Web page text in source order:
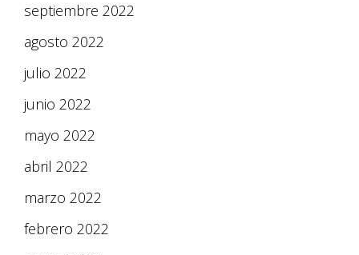
septiembre 2022
agosto 2022
julio 2022
junio 2022
mayo 2022
abril 2022
marzo 2022
febrero 2022